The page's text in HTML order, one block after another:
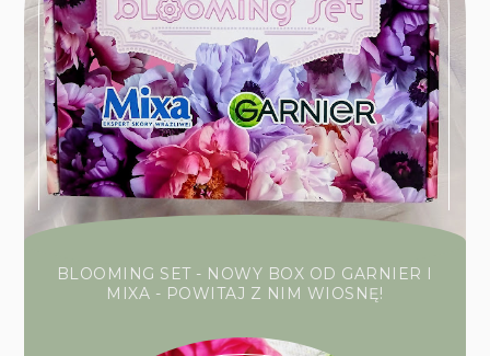
BLOOMING SET - NOWY BOX OD GARNIER I
MIXA - POWITAJ Z NIM WIOSNĘ!